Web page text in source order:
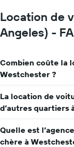
Location de
Angeles) -
Combien coûte la
Westchester ?
La location de
d’autres quartiers
Quelle est
chère à